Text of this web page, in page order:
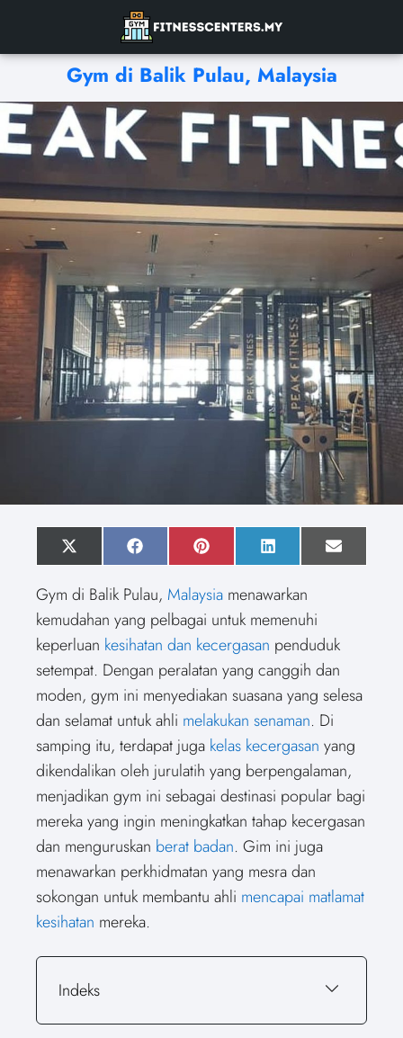
Gym di Balik Pulau, Malaysia
S
h
r
e
o
n
X
(
w
i
t
t
e
r
)
S
h
r
o
n
F
a
e
o
o
k
S
h
r
o
n
P
i
t
r
e
s
t
S
h
r
o
n
L
i
k
d
I
n
S
h
E
m
Gym di Balik Pulau, Malaysia menawarkan
kemudahan yang pelbagai untuk memenuhi
keperluan kesihatan dan kecergasan penduduk
setempat. Dengan peralatan yang canggih dan
moden, gym ini menyediakan suasana yang selesa
dan selamat untuk ahli melakukan senaman. Di
samping itu, terdapat juga kelas kecergasan yang
dikendalikan oleh jurulatih yang berpengalaman,
menjadikan gym ini sebagai destinasi popular bagi
mereka yang ingin meningkatkan tahap kecergasan
dan menguruskan berat badan. Gim ini juga
menawarkan perkhidmatan yang mesra dan
sokongan untuk membantu ahli mencapai matlamat
kesihatan mereka.
Indeks